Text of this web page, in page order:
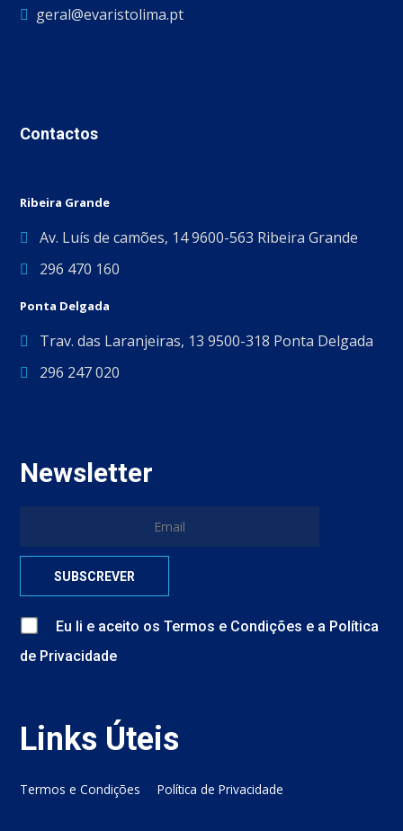
geral@evaristolima.pt
Contactos
Ribeira Grande
Av. Luís de camões, 14 9600-563 Ribeira Grande
296 470 160
Ponta Delgada
Trav. das Laranjeiras, 13 9500-318 Ponta Delgada
296 247 020
Newsletter
Eu li e aceito osTermos e Condições e a Política
de Privacidade
Links Úteis
Termos e Condições Política de Privacidade